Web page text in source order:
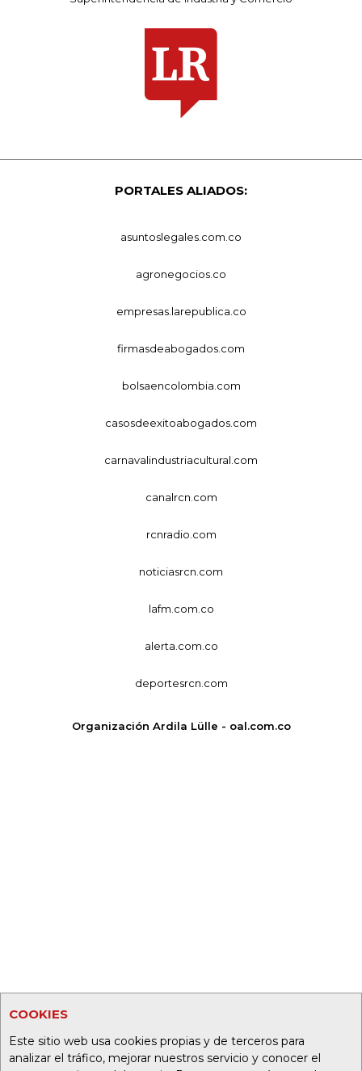
COOKIES
Este sitio web usa cookies propias y de terceros para
analizar el tráfico, mejorar nuestros servicio y conocer el
PORTALES ALIADOS:
asuntoslegales.com.co
agronegocios.co
empresas.larepublica.co
firmasdeabogados.com
bolsaencolombia.com
casosdeexitoabogados.com
carnavalindustriacultural.com
canalrcn.com
rcnradio.com
noticiasrcn.com
lafm.com.co
alerta.com.co
deportesrcn.com
Organización Ardila Lülle - oal.com.co